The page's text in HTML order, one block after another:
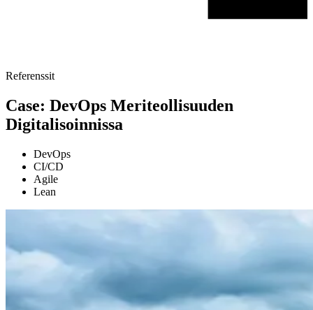
Referenssit
Case: DevOps Meriteollisuuden
Digitalisoinnissa
DevOps
CI/CD
Agile
Lean